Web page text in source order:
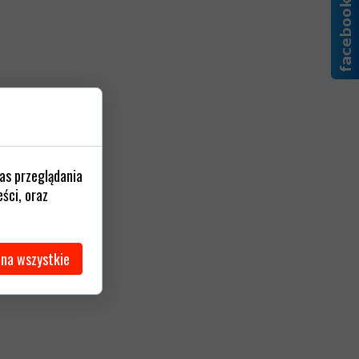
przeglądania
oraz
wszystkie